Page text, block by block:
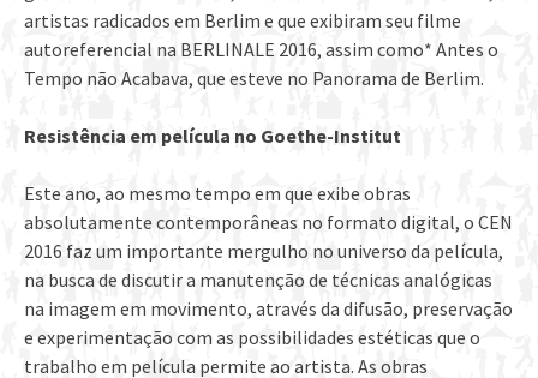
artistas radicados em Berlim e que exibiram seu filme
autoreferencial na BERLINALE 2016, assim como* Antes o
Tempo não Acabava, que esteve no Panorama de Berlim.
Resistência em película no Goethe-Institut
Este ano, ao mesmo tempo em que exibe obras
absolutamente contemporâneas no formato digital, o CEN
2016 faz um importante mergulho no universo da película,
na busca de discutir a manutenção de técnicas analógicas
na imagem em movimento, através da difusão, preservação
e experimentação com as possibilidades estéticas que o
trabalho em película permite ao artista. As obras